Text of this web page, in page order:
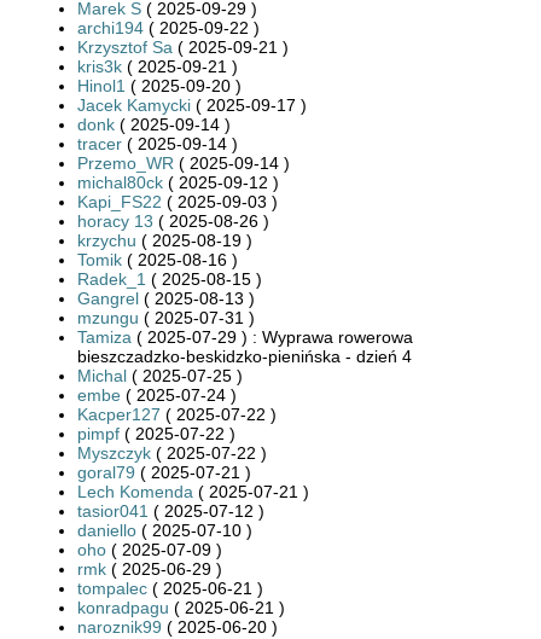
Marek S ( 2025-09-29 )
archi194 ( 2025-09-22 )
Krzysztof Sa ( 2025-09-21 )
kris3k ( 2025-09-21 )
Hinol1 ( 2025-09-20 )
Jacek Kamycki ( 2025-09-17 )
donk ( 2025-09-14 )
tracer ( 2025-09-14 )
Przemo_WR ( 2025-09-14 )
michal80ck ( 2025-09-12 )
Kapi_FS22 ( 2025-09-03 )
horacy 13 ( 2025-08-26 )
krzychu ( 2025-08-19 )
Tomik ( 2025-08-16 )
Radek_1 ( 2025-08-15 )
Gangrel ( 2025-08-13 )
mzungu ( 2025-07-31 )
Tamiza ( 2025-07-29 ) : Wyprawa rowerowa
bieszczadzko-beskidzko-pienińska - dzień 4
Michal ( 2025-07-25 )
embe ( 2025-07-24 )
Kacper127 ( 2025-07-22 )
pimpf ( 2025-07-22 )
Myszczyk ( 2025-07-22 )
goral79 ( 2025-07-21 )
Lech Komenda ( 2025-07-21 )
tasior041 ( 2025-07-12 )
daniello ( 2025-07-10 )
oho ( 2025-07-09 )
rmk ( 2025-06-29 )
tompalec ( 2025-06-21 )
konradpagu ( 2025-06-21 )
naroznik99 ( 2025-06-20 )